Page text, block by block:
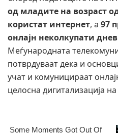
од младите на возраст
користат интернет, а 97
онлајн неколкупати
Меѓународната
потврдуваат дека и
учат и комуницираат
целосна дигитализација